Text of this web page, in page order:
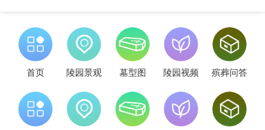
首页 陵园景观 墓型图 陵园视频 殡葬问答